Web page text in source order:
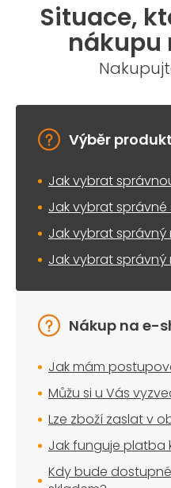
Situace,
nákupu
Výběr
Jak vybrat
Jak vybrat správné
Jak vybrat
Jak vybrat
Nákup na e-
Jak mám
Můžu si u Vás
Lze zboží zaslat v
Jak funguje platba
Kdy bude